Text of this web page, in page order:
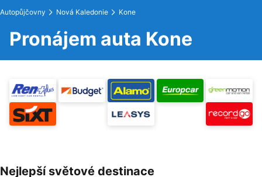
Autopůjčovny Nová Kaledonie Kone
Pronájem auta Kone
Nejlepší světové destinace